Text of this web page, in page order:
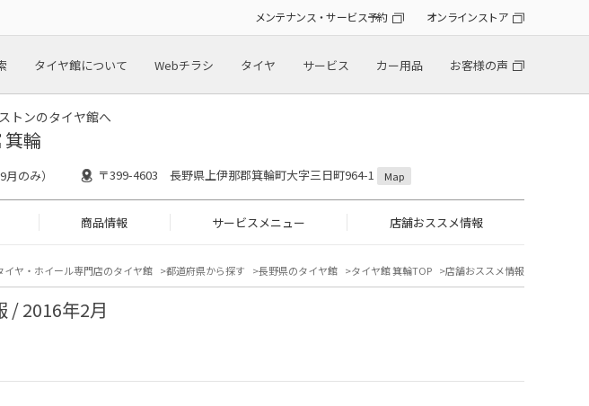
メンテナンス・サービス予約 オンラインストア
タイヤ館について Webチラシ タイヤ サービス カー用品 お客様の声
トンのタイヤ館へ
箕輪
のみ） 〒399-4603 長野県上伊那郡箕輪町大字三日町964-1 Map
商品情報 サービスメニュー 店舗おススメ情報
イヤ・ホイール専門店のタイヤ館 都道府県から探す 長野県のタイヤ館 タイヤ館 箕輪TOP 店舗おススメ情報
/ 2016年2月